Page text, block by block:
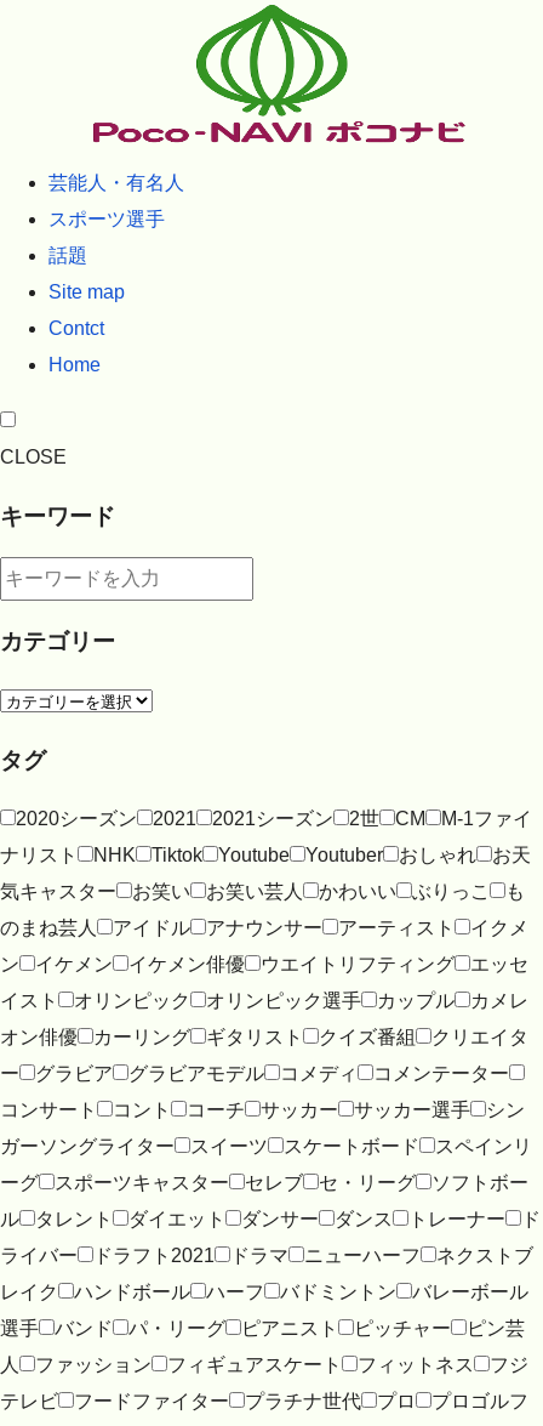
芸能人・有名人
スポーツ選手
話題
Site map
Contct
Home
CLOSE
キーワード
カテゴリー
タグ
2020シーズン 2021 2021シーズン 2世 CM
M-1ファイ
ナリスト
NHK Tiktok Youtube Youtuber おしゃれ
お天
気キャスター
お笑い お笑い芸人 かわいい ぶりっこ
も
のまね芸人
アイドル アナウンサー アーティスト
イクメ
ン
イケメン イケメン俳優 ウエイトリフティング
エッセ
イスト
オリンピック オリンピック選手 カップル
カメレ
オン俳優
カーリング ギタリスト クイズ番組
クリエイタ
ー
グラビア グラビアモデル コメディ
コメンテーター
コンサート
コント コーチ サッカー サッカー選手
シン
ガーソングライター
スイーツ スケートボード
スペインリ
ーグ
スポーツキャスター セレブ セ・リーグ
ソフトボー
ル
タレント ダイエット ダンサー ダンス トレーナー
ド
ライバー
ドラフト2021 ドラマ ニューハーフ
ネクストブ
レイク
ハンドボール ハーフ バドミントン
バレーボール
選手
バンド パ・リーグ ピアニスト ピッチャー
ピン芸
人
ファッション フィギュアスケート フィットネス
フジ
テレビ
フードファイター プラチナ世代 プロ
プロゴルフ